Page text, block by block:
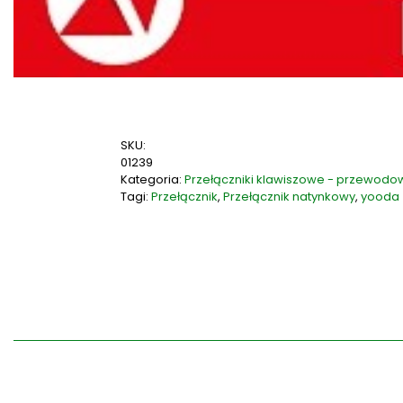
SKU:
01239
Kategoria:Przełączniki klawiszowe -
Tagi:Przełącznik,Przełącznik natynkowy,yooda